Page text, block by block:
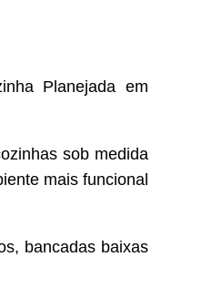
Planejada em
sob medida
mais funcional
bancadas baixas